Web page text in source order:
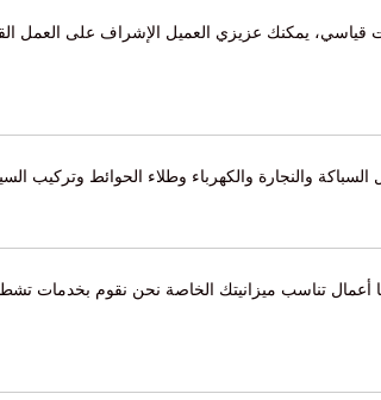
يمكنك عزيزي العميل الإشراف على العمل القائم
والنجارة والكهرباء وطلاء الحوائط وتركيب
أعمال تناسب ميزانيتك الخاصة نحن نقوم